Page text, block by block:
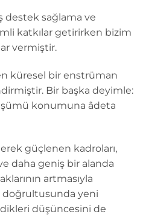
destek sağlama ve
katkılar getirirken bizim
vermiştir.
küresel bir enstrüman
Bir başka deyimle:
konumuna âdeta
güçlenen kadroları,
daha geniş bir alanda
artmasıyla
doğrultusunda yeni
düşüncesini de